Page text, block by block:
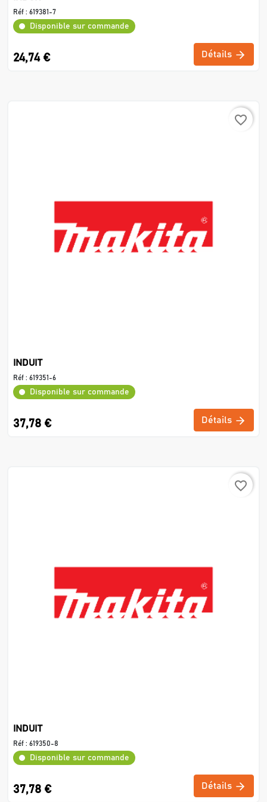
Réf : 619381-7
Disponible sur commande
24,74 € Détails
favorite_border
INDUIT
Réf : 619351-6
Disponible sur commande
37,78 € Détails
favorite_border
INDUIT
Réf : 619350-8
Disponible sur commande
37,78 € Détails